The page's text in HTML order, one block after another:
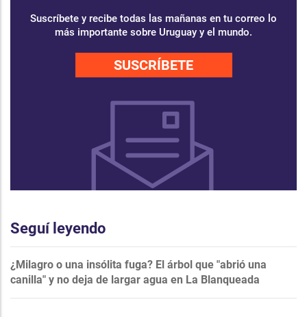
Suscríbete y recibe todas las mañanas en tu correo lo
más importante sobre Uruguay y el mundo.
SUSCRÍBETE
Seguí leyendo
¿Milagro o una insólita fuga? El árbol que "abrió una
canilla" y no deja de largar agua en La Blanqueada